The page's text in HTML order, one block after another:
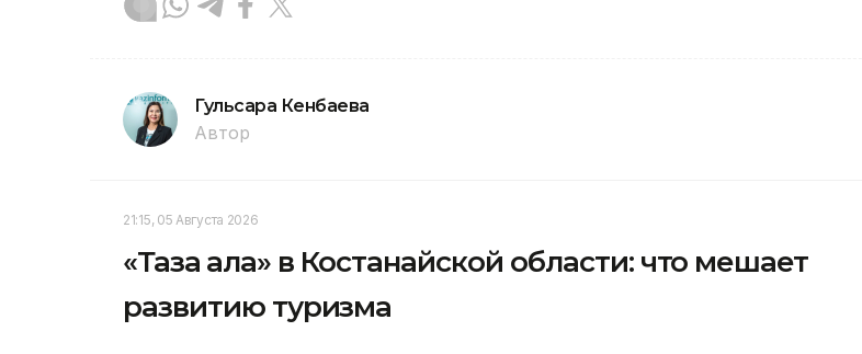
Гульсара Кенбаева
Автор
21:15, 05 Августа 2026
«Таза қала» в Костанайской области: что мешает
развитию туризма